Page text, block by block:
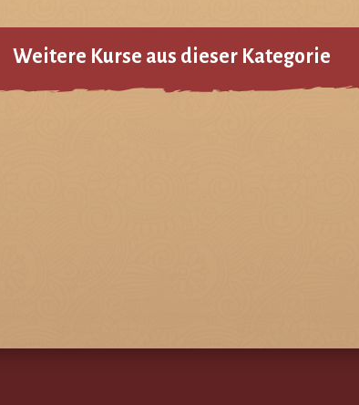
Weitere Kurse aus dieser Kategorie